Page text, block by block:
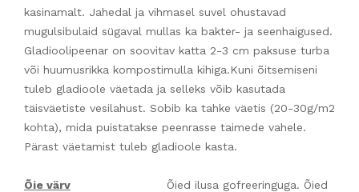
kasinamalt. Jahedal ja vihmasel suvel ohustavad
mugulsibulaid sügaval mullas ka bakter- ja seenhaigused.
Gladioolipeenar on soovitav katta 2-3 cm paksuse turba
või huumusrikka kompostimulla kihiga.Kuni õitsemiseni
tuleb gladioole väetada ja selleks võib kasutada
täisväetiste vesilahust. Sobib ka tahke väetis (20-30g/m2
kohta), mida puistatakse peenrasse taimede vahele.
Pärast väetamist tuleb gladioole kasta.
Õie värv Õied ilusa gofreeringuga. Õied